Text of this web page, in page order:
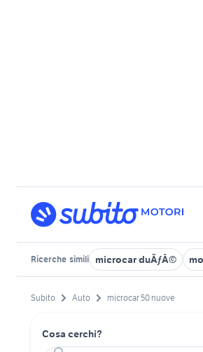
Ricerche simili microcar duÃƒÂ©
Subito Auto microcar 50 nuove
Cosa cerchi?